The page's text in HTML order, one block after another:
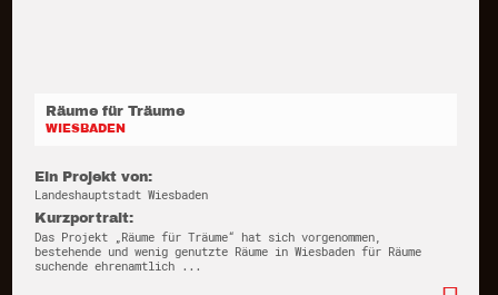
Räume für Träume
WIESBADEN
Ein Projekt von:
Landeshauptstadt Wiesbaden
Kurzportrait:
Das Projekt „Räume für Träume“ hat sich vorgenommen,
bestehende und wenig genutzte Räume in Wiesbaden für Räume
suchende ehrenamtlich ...